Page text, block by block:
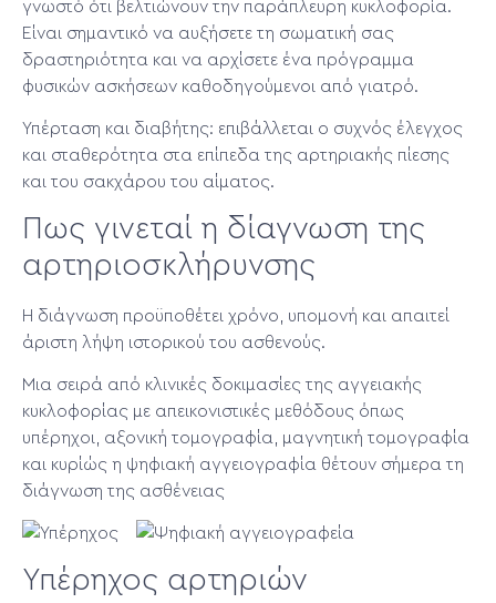
γνωστό ότι βελτιώνουν την παράπλευρη κυκλοφορία.
Είναι σημαντικό να αυξήσετε τη σωματική σας
δραστηριότητα και να αρχίσετε ένα πρόγραμμα
φυσικών ασκήσεων καθοδηγούμενοι από γιατρό.
Υπέρταση και διαβήτης: επιβάλλεται ο συχνός έλεγχος
και σταθερότητα στα επίπεδα της αρτηριακής πίεσης
και του σακχάρου του αίματος.
Πως γινεταί η δίαγνωση της
αρτηριοσκλήρυνσης
Η διάγνωση προϋποθέτει χρόνο, υπομονή και απαιτεί
άριστη λήψη ιστορικού του ασθενούς.
Μια σειρά από κλινικές δοκιμασίες της αγγειακής
κυκλοφορίας με απεικονιστικές μεθόδους όπως
υπέρηχοι, αξονική τομογραφία, μαγνητική τομογραφία
και κυρίώς η ψηφιακή αγγειογραφία θέτουν σήμερα τη
διάγνωση της ασθένειας
Υπέρηχος αρτηριών